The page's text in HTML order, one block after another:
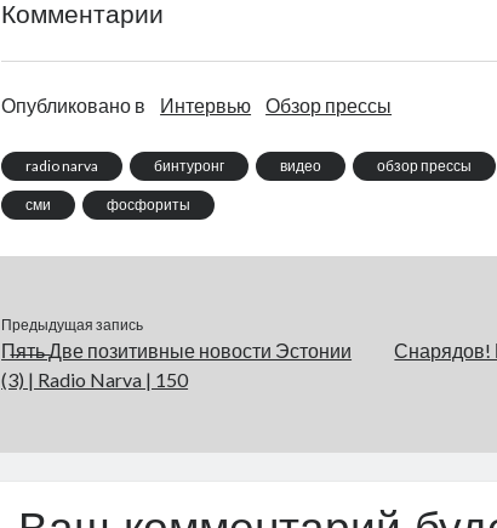
Комментарии
Опубликовано в Интервью Обзор прессы
radio narva бинтуронг видео обзор прессы
сми фосфориты
Предыдущая запись
П̶я̶т̶ь̶ Две позитивные новости Эстонии
(3) | Radio Narva | 150
Снарядов!